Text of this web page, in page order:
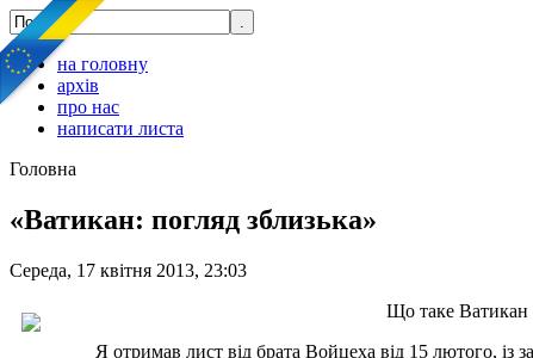
на головну
архів
про нас
написати листа
Головна
«Ватикан: погляд зблизька»
Середа, 17 квітня 2013, 23:03
Що таке Ватикан
Я отримав лист від брата Войцеха від 15 лютого,